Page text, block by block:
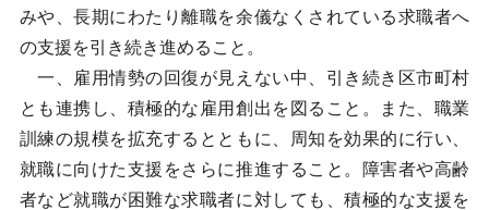
みや、長期にわたり離職を余儀なくされている求職者へ
の支援を引き続き進めること。
一、雇用情勢の回復が見えない中、引き続き区市町村
とも連携し、積極的な雇用創出を図ること。また、職業
訓練の規模を拡充するとともに、周知を効果的に行い、
就職に向けた支援をさらに推進すること。障害者や高齢
者など就職が困難な求職者に対しても、積極的な支援を